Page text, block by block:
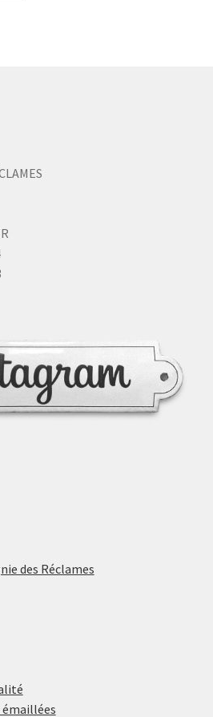
des Réclames
émaillées